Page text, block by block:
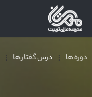
دوره ها درس گفتار ها